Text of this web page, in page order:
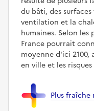
du bâti, des
ventilation et la
humaines. Selon
France pourrait
moyenne d'ici
en ville et les
Plus fraîche